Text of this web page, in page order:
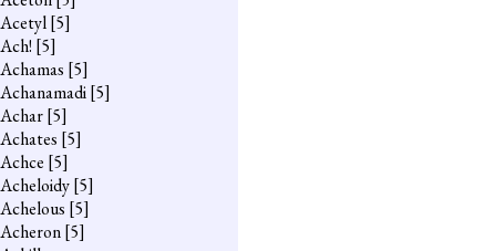
Acetyl[5]
Ach! [5]
Achamas [5]
Achanamadi[5]
Achar[5]
Achates [5]
Achce [5]
Acheloidy[5]
Achelous [5]
Acheron[5]